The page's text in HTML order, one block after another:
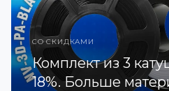
СО СКИДКАМИ
Комплект из 3
18%. Больше